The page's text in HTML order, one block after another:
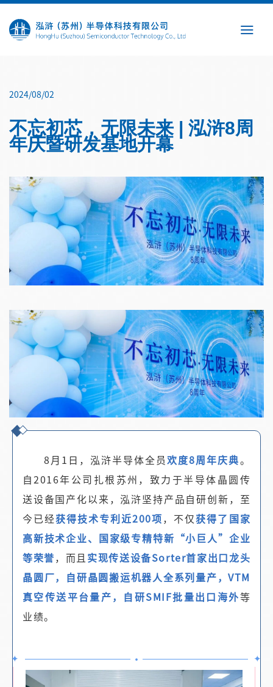
Skip
content
2024/08/02
不忘初芯，无限未来 | 泓浒8周
年庆暨研发基地开幕
8月1日，泓浒半导体全员欢度8周年庆典。
自2016年公司扎根苏州，致力于半导体晶圆传
送设备国产化以来，泓浒坚持产品自研创新，至
今已经获得技术专利近200项，不仅获得了国家
高新技术企业、国家级专精特新“小巨人”企业
等荣誉，而且实现传送设备Sorter首家出口龙头
晶圆厂，自研晶圆搬运机器人全系列量产，VTM
真空传送平台量产，自研SMIF批量出口海外等
业绩。
✦ • ✦